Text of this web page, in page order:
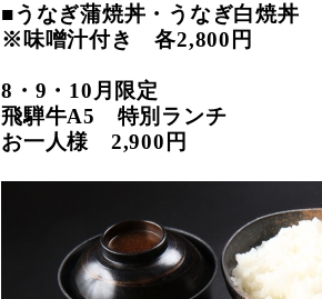
■うなぎ蒲焼丼・うなぎ白焼丼
※味噌汁付き 各2,800円
8・9・10月限定
飛騨牛A5 特別ランチ
お一人様 2,900円